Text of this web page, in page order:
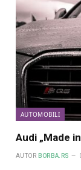
AUTOMOBILI
Audi „Made
AUTOR BORBA.RS